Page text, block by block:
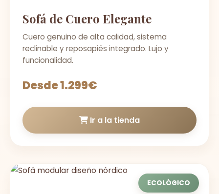
Sofá de Cuero Elegante
Cuero genuino de alta calidad, sistema
reclinable y reposapiés integrado. Lujo y
funcionalidad.
Desde 1.299€
Ir a la tienda
ECOLÓGICO